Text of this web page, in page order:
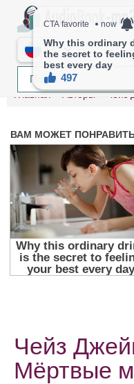
RU
Главная Авторы Чейз
Чейз
Мёртвые